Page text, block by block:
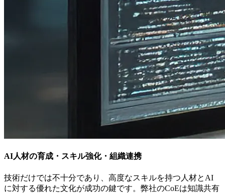
AI人材の育成・スキル強化・組織連携
技術だけでは不十分であり、高度なスキルを持つ人材とAI
に対する優れた文化が成功の鍵です。弊社のCoEは知識共有